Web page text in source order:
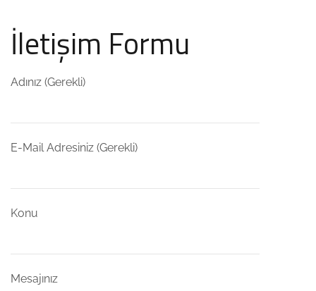
İletişim Formu
Adınız (Gerekli)
E-Mail Adresiniz (Gerekli)
Konu
Mesajınız